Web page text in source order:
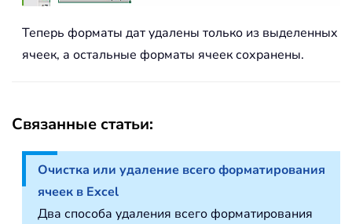
Теперь форматы дат удалены только из выделенных
ячеек, а остальные форматы ячеек сохранены.
Связанные статьи:
Очистка или удаление всего форматирования
ячеек в Excel
Два способа удаления всего форматирования